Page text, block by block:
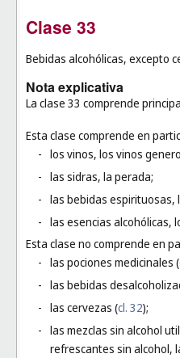
Clase 33
Bebidas alcohólicas, excepto
Nota explicativa
La clase 33 comprende
Esta clase comprende en
- los vinos, los vinos
- las sidras, la perada;
- las bebidas espirituosas,
- las esencias alcohólicas,
Esta clase no comprende en
- las pociones medicinales (
- las bebidas
- las cervezas (cl. 32);
- las mezclas sin alcohol
refrescantes sin alcohol,